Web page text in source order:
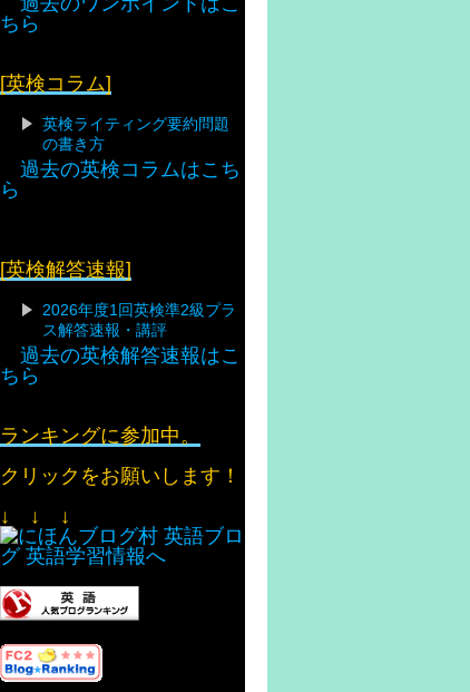
ちら
[英検コラム]
英検ライティング要約問題
の書き方
過去の英検コラムはこち
ら
[英検解答速報]
2026年度1回英検準2級プラ
ス解答速報・講評
過去の英検解答速報はこ
ちら
ランキングに参加中。
クリックをお願いします！
↓ ↓ ↓